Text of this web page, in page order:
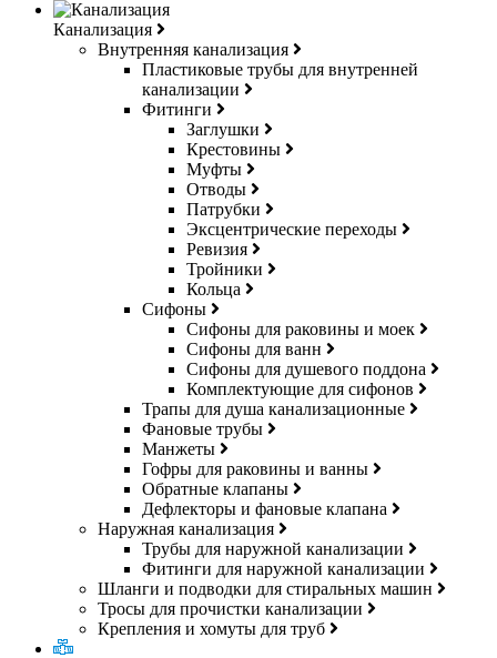
Канализация
Внутренняя канализация
Пластиковые трубы для внутренней
канализации
Фитинги
Заглушки
Крестовины
Муфты
Отводы
Патрубки
Эксцентрические переходы
Ревизия
Тройники
Кольца
Сифоны
Сифоны для раковины и моек
Сифоны для ванн
Сифоны для душевого поддона
Комплектующие для сифонов
Трапы для душа канализационные
Фановые трубы
Манжеты
Гофры для раковины и ванны
Обратные клапаны
Дефлекторы и фановые клапана
Наружная канализация
Трубы для наружной канализации
Фитинги для наружной канализации
Шланги и подводки для стиральных машин
Тросы для прочистки канализации
Крепления и хомуты для труб